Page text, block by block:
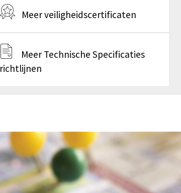
Meer veiligheidscertificaten
Meer Technische Specificaties
richtlijnen